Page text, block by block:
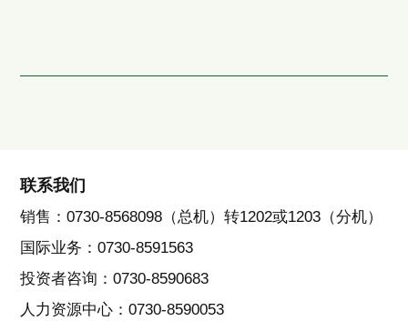
联系我们
销售：0730-8568098（总机）转1202或1203（分机）
国际业务：0730-8591563
投资者咨询：0730-8590683
人力资源中心：0730-8590053